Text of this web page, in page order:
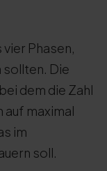
Phasen,
sollten. Die
dem die Zahl
maximal
im
soll.